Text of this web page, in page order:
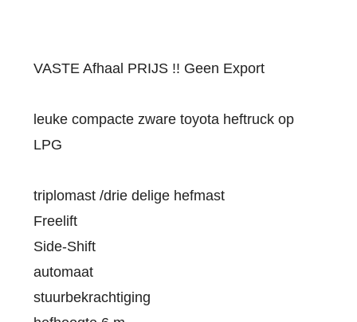
VASTE Afhaal PRIJS !! Geen Export
leuke compacte zware toyota heftruck op
LPG
triplomast /drie delige hefmast
Freelift
Side-Shift
automaat
stuurbekrachtiging